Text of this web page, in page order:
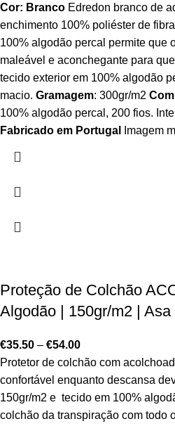
Cor: Branco Edredon branco de
enchimento 100% poliéster de
100% algodão percal permite que
maleável e aconchegante para
tecido exterior em 100% algodão
macio. Gramagem: 300gr/m2
100% algodão percal, 200 fios.
Fabricado em Portugal
Imagem
Proteção de Colchão
Algodão | 150gr/m2 |
€35.50 – €54.00
Protetor de colchão com
confortável enquanto descansa
150gr/m2 e tecido em 100%
colchão da transpiração com todo